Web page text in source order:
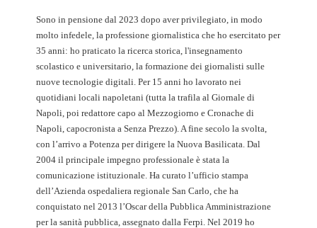
Sono in pensione dal 2023 dopo aver privilegiato, in modo
molto infedele, la professione giornalistica che ho esercitato per
35 anni: ho praticato la ricerca storica, l'insegnamento
scolastico e universitario, la formazione dei giornalisti sulle
nuove tecnologie digitali. Per 15 anni ho lavorato nei
quotidiani locali napoletani (tutta la trafila al Giornale di
Napoli, poi redattore capo al Mezzogiorno e Cronache di
Napoli, capocronista a Senza Prezzo). A fine secolo la svolta,
con l’arrivo a Potenza per dirigere la Nuova Basilicata. Dal
2004 il principale impegno professionale è stata la
comunicazione istituzionale. Ha curato l’ufficio stampa
dell’Azienda ospedaliera regionale San Carlo, che ha
conquistato nel 2013 l’Oscar della Pubblica Amministrazione
per la sanità pubblica, assegnato dalla Ferpi. Nel 2019 ho